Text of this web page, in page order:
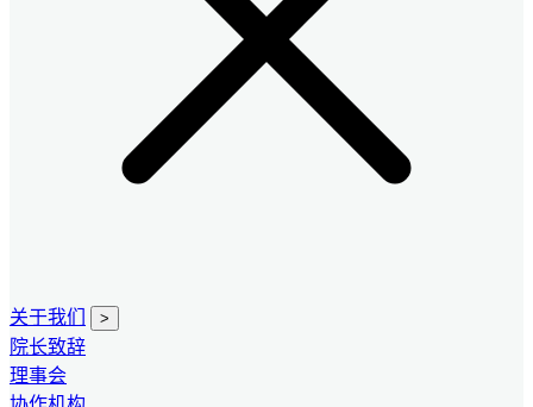
关于我们 >
院长致辞
理事会